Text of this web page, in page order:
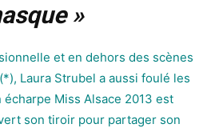
»
et en dehors des scènes
Laura Strubel a aussi foulé les
Miss Alsace 2013 est
son tiroir pour partager son